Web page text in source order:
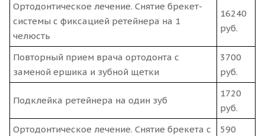
Ортодонтическое лечение. Снятие брекет-
системы с фиксацией ретейнера на 1
челюсть
16240
руб.
Повторный прием врача ортодонта с
заменой ершика и зубной щетки
3700
руб.
Подклейка ретейнера на один зуб
1720
руб.
Ортодонтическое лечение. Снятие брекета с
590